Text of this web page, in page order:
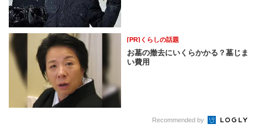
[PR]くらしの話題
お墓の撤去にいくらかかる？墓じま
い費用
Recommended by